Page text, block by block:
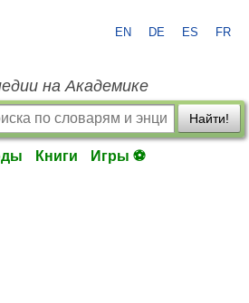
EN DE ES FR
на Академике
Найти!
Книги Игры ⚽